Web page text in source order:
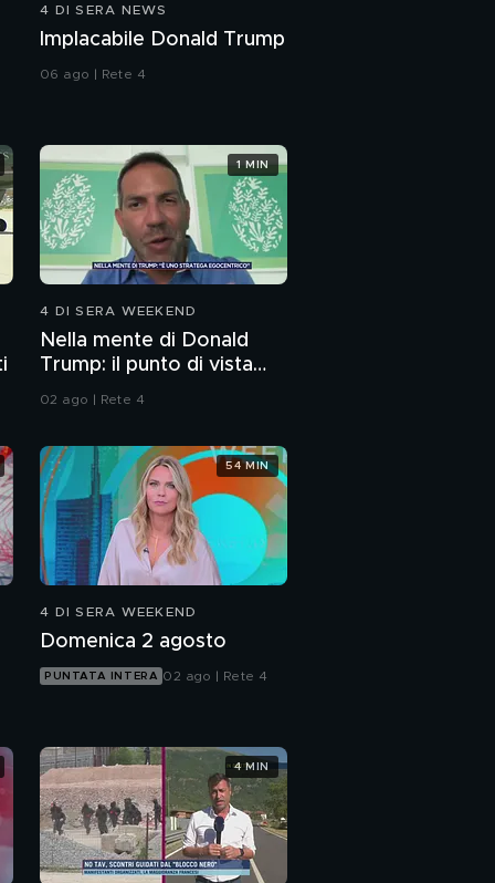
GF Vip, l'incontro tra
Girandole fritte
4 DI SERA NEWS
Implacabile Donald Trump
06 ago | Rete 4
4 DI SERA WEEKEND
Nella mente di Donald
Trump: il punto di vista
dello psichiatra Leonardo
02 ago | Rete 4
1 MIN
4 DI SERA WEEKEND
Domenica 2 agosto
PUNTATA INTERA 02 ago | Rete 4
54 MIN
4 MIN